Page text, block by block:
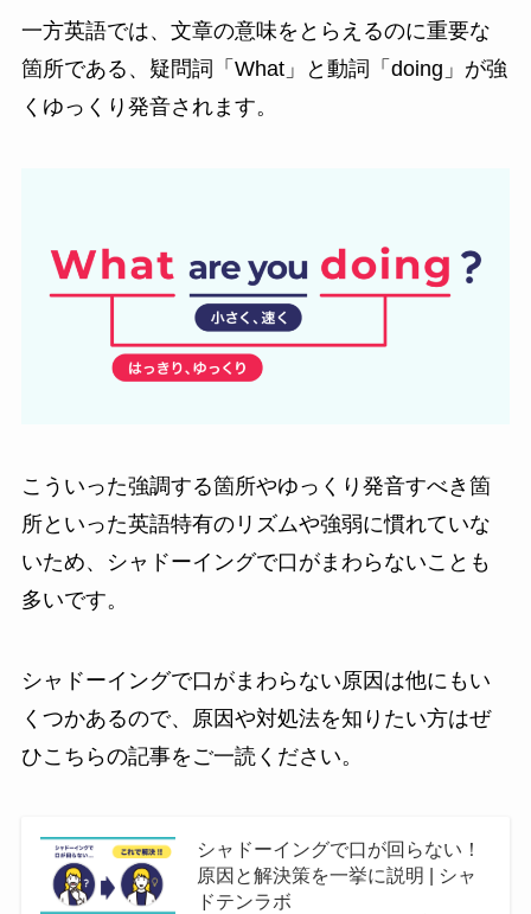
一方英語では、文章の意味をとらえるのに重要な
箇所である、疑問詞「What」と動詞「doing」が強
くゆっくり発音されます。
こういった強調する箇所やゆっくり発音すべき箇
所といった英語特有のリズムや強弱に慣れていな
いため、シャドーイングで口がまわらないことも
多いです。
シャドーイングで口がまわらない原因は他にもい
くつかあるので、原因や対処法を知りたい方はぜ
ひこちらの記事をご一読ください。
シャドーイングで口が回らない！
原因と解決策を一挙に説明 | シャ
ドテンラボ